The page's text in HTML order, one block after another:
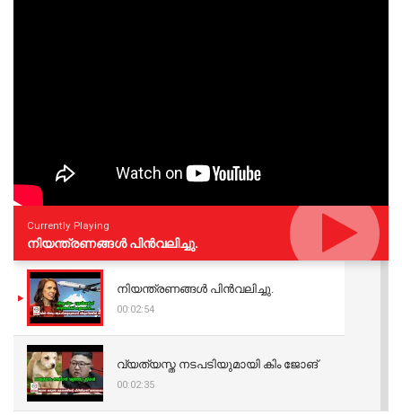
Currently Playing
നിയന്ത്രണങ്ങള്‍ പിന്‍വലിച്ചു.
നിയന്ത്രണങ്ങള്‍ പിന്‍വലിച്ചു.
00:02:54
വ്യത്യസ്ത നടപടിയുമായി കിം ജോങ്
00:02:35